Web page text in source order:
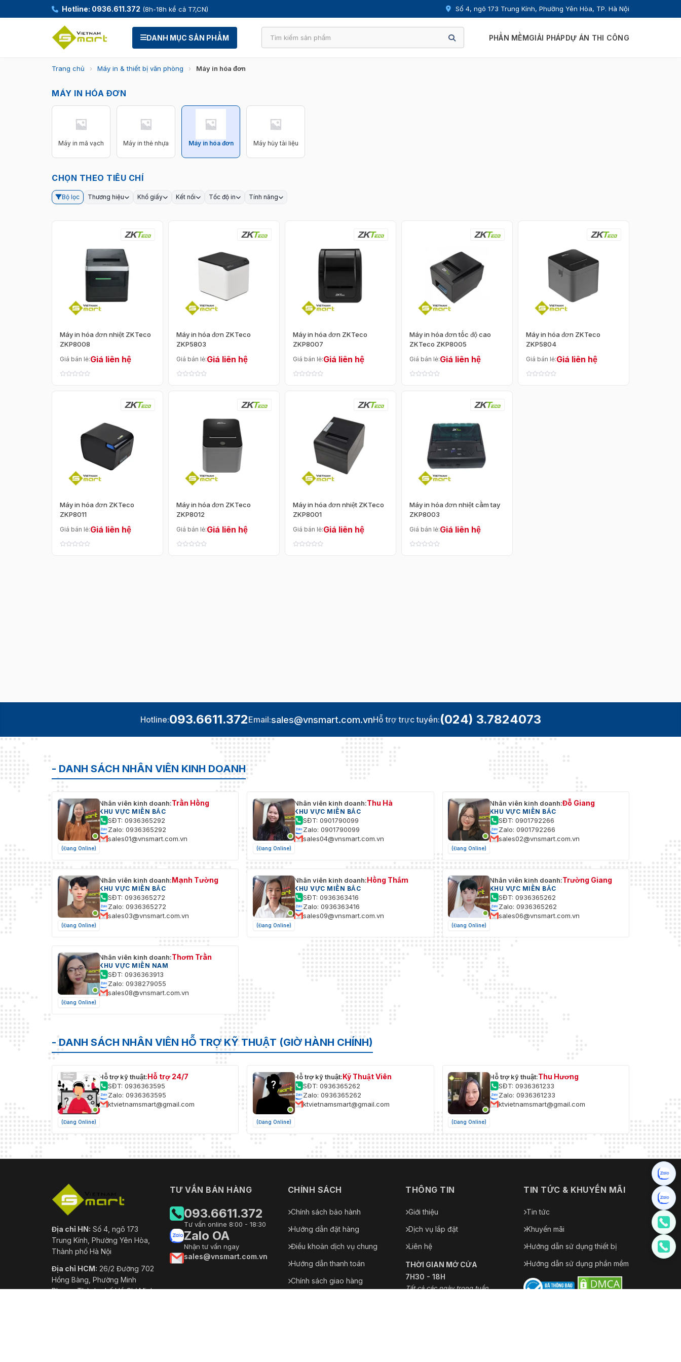
Hotline: 0936.611.372 (8h-18h kể cả T7,CN) Số 4, ngõ 173 Trung Kính, Phường Yên Hòa, TP. Hà Nội
DANH MỤC SẢN PHẨM PHẦN MỀMGIẢI PHÁPDỰ ÁN THI CÔNG
Trang chủ › Máy in & thiết bị văn phòng › Máy in hóa đơn
MÁY IN HÓA ĐƠN
Máy in mã vạch Máy in thẻ nhựa Máy in hóa đơn Máy hủy tài liệu
CHỌN THEO TIÊU CHÍ
Bộ lọc Thương hiệu Khổ giấy Kết nối Tốc độ in Tính năng
Khoảng giá
Dưới 1 triệu 1 - 3 triệu
—
Thương hiệu
Loại sản phẩm
Máy in mã vạch Máy in thẻ nhựa Máy in hóa đơn
Máy hủy tài liệu
58mm 80mm
USB LAN WiFi Thấp Trung bình Cao
Tính năng
Máy in hóa đơn nhiệt ZKTeco
ZKP8008
Giá bán lẻ:Giá liên hệ
Máy in hóa đơn ZKTeco
ZKP5803
Giá bán lẻ:Giá liên hệ
Máy in hóa đơn ZKTeco
ZKP8007
Giá bán lẻ:Giá liên hệ
Máy in hóa đơn tốc độ cao
ZKTeco ZKP8005
Giá bán lẻ:Giá liên hệ
Máy in hóa đơn ZKTeco
ZKP5804
Giá bán lẻ:Giá liên hệ
Máy in hóa đơn ZKTeco
ZKP8011
Giá bán lẻ:Giá liên hệ
Máy in hóa đơn ZKTeco
ZKP8012
Giá bán lẻ:Giá liên hệ
Máy in hóa đơn nhiệt ZKTeco
ZKP8001
Giá bán lẻ:Giá liên hệ
Máy in hóa đơn nhiệt cầm tay
ZKP8003
Giá bán lẻ:Giá liên hệ
Hotline:093.6611.372Email:sales@vnsmart.com.vnHỗ trợ trực tuyến:(024) 3.7824073
- DANH SÁCH NHÂN VIÊN KINH DOANH
(Đang Online)
Nhân viên kinh doanh:Trần Hồng
KHU VỰC MIỀN BẮC
SĐT: 0936365292
Zalo: 0936365292
sales01@vnsmart.com.vn
(Đang Online)
Nhân viên kinh doanh:Thu Hà
KHU VỰC MIỀN BẮC
SĐT: 0901790099
Zalo: 0901790099
sales04@vnsmart.com.vn
(Đang Online)
Nhân viên kinh doanh:Đỗ Giang
KHU VỰC MIỀN BẮC
SĐT: 0901792266
Zalo: 0901792266
sales02@vnsmart.com.vn
(Đang Online)
Nhân viên kinh doanh:Mạnh Tường
KHU VỰC MIỀN BẮC
SĐT: 0936365272
Zalo: 0936365272
sales03@vnsmart.com.vn
(Đang Online)
Nhân viên kinh doanh:Hồng Thắm
KHU VỰC MIỀN BẮC
SĐT: 0936363416
Zalo: 0936363416
sales09@vnsmart.com.vn
(Đang Online)
Nhân viên kinh doanh:Trường Giang
KHU VỰC MIỀN BẮC
SĐT: 0936365262
Zalo: 0936365262
sales06@vnsmart.com.vn
(Đang Online)
Nhân viên kinh doanh:Thơm Trần
KHU VỰC MIỀN NAM
SĐT: 0936363913
Zalo: 0938279055
sales08@vnsmart.com.vn
- DANH SÁCH NHÂN VIÊN HỖ TRỢ KỸ THUẬT (GIỜ HÀNH CHÍNH)
(Đang Online)
Hỗ trợ kỹ thuật:Hỗ trợ 24/7
SĐT: 0936363595
Zalo: 0936363595
ktvietnamsmart@gmail.com
(Đang Online)
Hỗ trợ kỹ thuật:Kỹ Thuật Viên
SĐT: 0936365262
Zalo: 0936365262
ktvietnamsmart@gmail.com
(Đang Online)
Hỗ trợ kỹ thuật:Thu Hương
SĐT: 0936361233
Zalo: 0936361233
ktvietnamsmart@gmail.com
Địa chỉ HN: Số 4, ngõ 173
Trung Kính, Phường Yên Hòa,
Thành phố Hà Nội
Địa chỉ HCM: 26/2 Đường 702
Hồng Bàng, Phường Minh
Phụng, Thành phố Hồ Chí Minh
TƯ VẤN BÁN HÀNG
093.6611.372
Tư vấn online 8:00 - 18:30
Zalo OA
Nhận tư vấn ngay
sales@vnsmart.com.vn
CHÍNH SÁCH
Chính sách bảo hành
Hướng dẫn đặt hàng
Điều khoản dịch vụ chung
Hướng dẫn thanh toán
Chính sách giao hàng
THÔNG TIN
Giới thiệu
Dịch vụ lắp đặt
Liên hệ
THỜI GIAN MỞ CỬA
7H30 - 18H
Tất cả các ngày trong tuần
TIN TỨC & KHUYẾN MÃI
Tin tức
Khuyến mãi
Hướng dẫn sử dụng thiết bị
Hướng dẫn sử dụng phần mềm